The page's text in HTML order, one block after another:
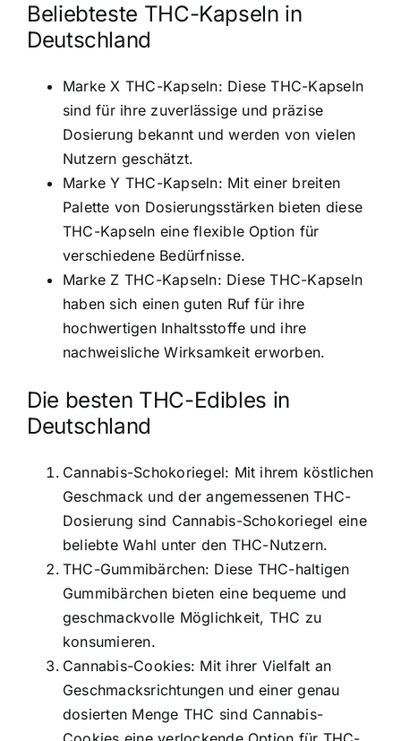
Beliebteste THC-Kapseln in
Deutschland
Marke X THC-Kapseln: Diese THC-Kapseln
sind für ihre zuverlässige und präzise
Dosierung bekannt und werden von vielen
Nutzern geschätzt.
Marke Y THC-Kapseln: Mit einer breiten
Palette von Dosierungsstärken bieten diese
THC-Kapseln eine flexible Option für
verschiedene Bedürfnisse.
Marke Z THC-Kapseln: Diese THC-Kapseln
haben sich einen guten Ruf für ihre
hochwertigen Inhaltsstoffe und ihre
nachweisliche Wirksamkeit erworben.
Die besten THC-Edibles in
Deutschland
Cannabis-Schokoriegel: Mit ihrem köstlichen
Geschmack und der angemessenen THC-
Dosierung sind Cannabis-Schokoriegel eine
beliebte Wahl unter den THC-Nutzern.
THC-Gummibärchen: Diese THC-haltigen
Gummibärchen bieten eine bequeme und
geschmackvolle Möglichkeit, THC zu
konsumieren.
Cannabis-Cookies: Mit ihrer Vielfalt an
Geschmacksrichtungen und einer genau
dosierten Menge THC sind Cannabis-